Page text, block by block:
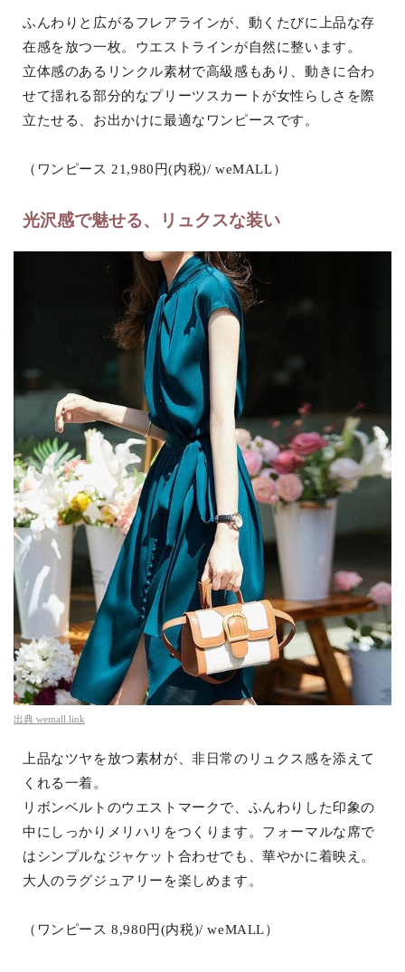
ふんわりと広がるフレアラインが、動くたびに上品な存
在感を放つ一枚。ウエストラインが自然に整います。
立体感のあるリンクル素材で高級感もあり、動きに合わ
せて揺れる部分的なプリーツスカートが女性らしさを際
立たせる、お出かけに最適なワンピースです。
（ワンピース 21,980円(内税)/ weMALL）
光沢感で魅せる、リュクスな装い
出典 wemall.link
上品なツヤを放つ素材が、非日常のリュクス感を添えて
くれる一着。
リボンベルトのウエストマークで、ふんわりした印象の
中にしっかりメリハリをつくります。フォーマルな席で
はシンプルなジャケット合わせでも、華やかに着映え。
大人のラグジュアリーを楽しめます。
（ワンピース 8,980円(内税)/ weMALL）